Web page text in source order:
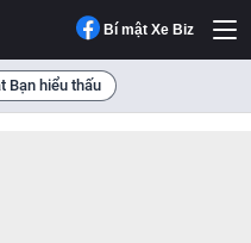
Bí mật Xe Biz
Bạn hiểu thấu